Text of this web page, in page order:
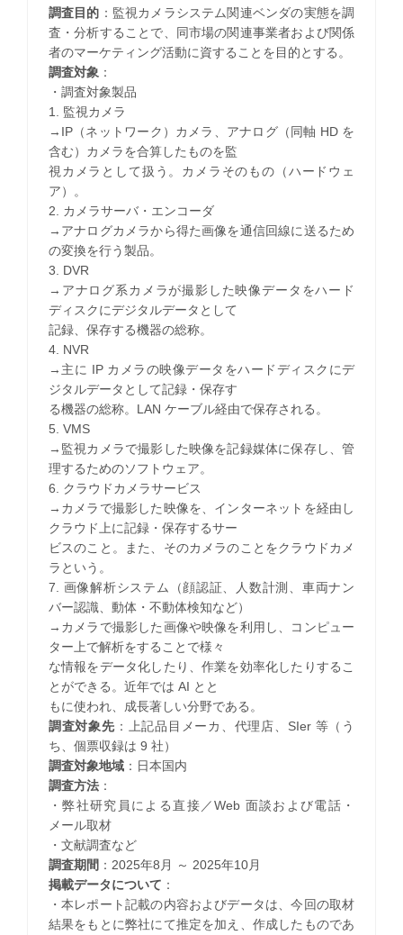
調査目的 ：監視カメラシステム関連ベンダの実態を調
査・分析することで、同市場の関連事業者および関係
者のマーケティング活動に資することを目的とする。
調査対象 ：
・調査対象製品
1. 監視カメラ
→IP（ネットワーク）カメラ、アナログ（同軸 HD を
含む）カメラを合算したものを監
視カメラとして扱う。カメラそのもの（ハードウェ
ア）。
2. カメラサーバ・エンコーダ
→アナログカメラから得た画像を通信回線に送るため
の変換を行う製品。
3. DVR
→アナログ系カメラが撮影した映像データをハード
ディスクにデジタルデータとして
記録、保存する機器の総称。
4. NVR
→主に IP カメラの映像データをハードディスクにデ
ジタルデータとして記録・保存す
る機器の総称。LAN ケーブル経由で保存される。
5. VMS
→監視カメラで撮影した映像を記録媒体に保存し、管
理するためのソフトウェア。
6. クラウドカメラサービス
→カメラで撮影した映像を、インターネットを経由し
クラウド上に記録・保存するサー
ビスのこと。また、そのカメラのことをクラウドカメ
ラという。
7. 画像解析システム（顔認証、人数計測、車両ナン
バー認識、動体・不動体検知など）
→カメラで撮影した画像や映像を利用し、コンピュー
ター上で解析をすることで様々
な情報をデータ化したり、作業を効率化したりするこ
とができる。近年では AI とと
もに使われ、成長著しい分野である。
調査対象先：上記品目メーカ、代理店、SIer 等（う
ち、個票収録は 9 社）
調査対象地域：日本国内
調査方法：
・弊社研究員による直接／Web 面談および電話・
メール取材
・文献調査など
調査期間 ：2025年8月 ～ 2025年10月
掲載データについて ：
・本レポート記載の内容およびデータは、今回の取材
結果をもとに弊社にて推定を加え、作成したものであ